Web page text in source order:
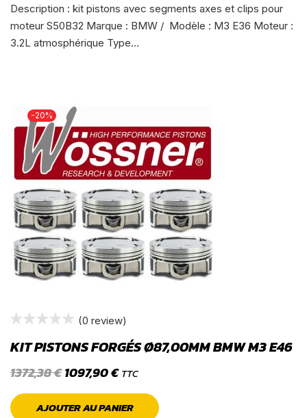
Description : kit pistons avec segments axes et clips pour
moteur S50B32 Marque : BMW / Modèle : M3 E36 Moteur :
3.2L atmosphérique Type…
-20%
(0 review)
KIT PISTONS FORGÉS Ø87,00MM BMW M3 E46
1372,38€1097,90€ TTC
AJOUTER AU PANIER